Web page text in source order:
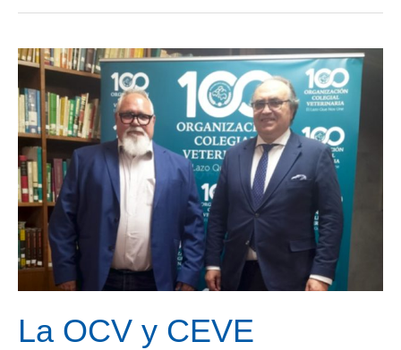
su
de
crisis
«SOS
VALENCIA»
La OCV y CEVE